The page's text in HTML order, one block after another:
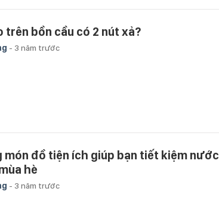
trên bồn cầu có 2 nút xả?
- 3 năm trước
món đồ tiện ích giúp bạn tiết kiệm nước
hè
- 3 năm trước